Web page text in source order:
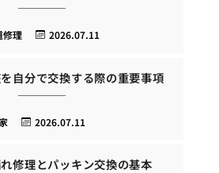
2026.07.11
修理
自分で交換する際の重要事項
2026.07.11
家
修理とパッキン交換の基本